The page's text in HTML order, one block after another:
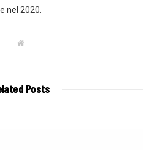
e nel 2020.
W
Posts